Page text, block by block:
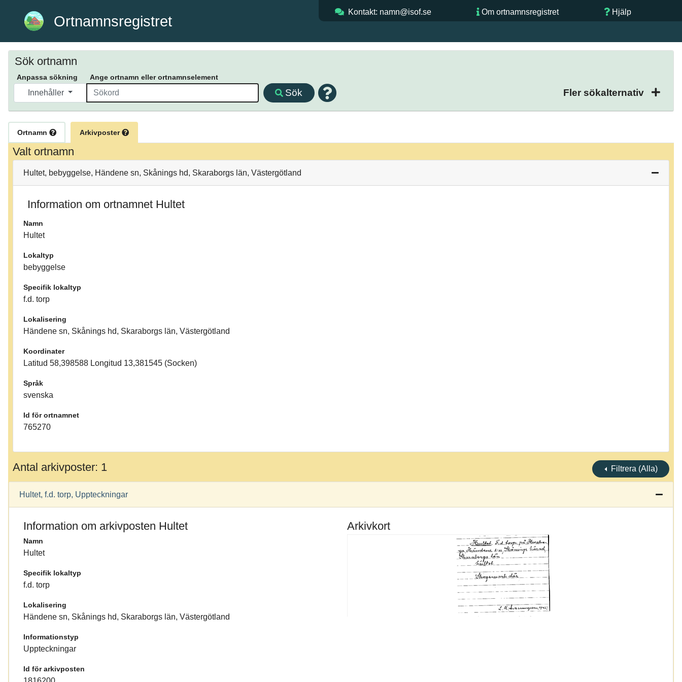
Ortnamnsregistret
Kontakt: namn@isof.se Om ortnamnsregistret Hjälp
Sök ortnamn
Anpassa sökning Ange ortnamn eller ortnamnselement
Innehåller Sök Fler sökalternativ
Ortnamn Arkivposter
Valt ortnamn
Hultet, bebyggelse, Händene sn, Skånings hd, Skaraborgs län, Västergötland
Information om ortnamnet Hultet
Namn
Hultet
Lokaltyp
bebyggelse
Specifik lokaltyp
f.d. torp
Lokalisering
Händene sn, Skånings hd, Skaraborgs län, Västergötland
Koordinater
Latitud 58,398588 Longitud 13,381545 (Socken)
Språk
svenska
Id för ortnamnet
765270
Antal arkivposter: 1 Filtrera (Alla)
Hultet, f.d. torp, Uppteckningar
Information om arkivposten Hultet
Namn
Hultet
Specifik lokaltyp
f.d. torp
Lokalisering
Händene sn, Skånings hd, Skaraborgs län, Västergötland
Informationstyp
Uppteckningar
Id för arkivposten
Arkivkort